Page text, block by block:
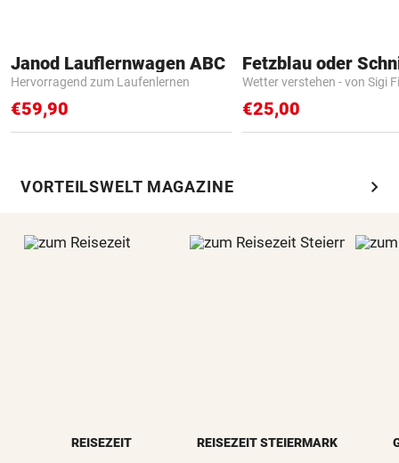
Janod Lauflernwagen ABC
Hervorragend zum Laufenlernen
€59,90
Fetzblau oder
Wetter verstehen - von Sigi
€25,00
VORTEILSWELT MAGAZINE chevron_right
REISEZEIT REISEZEIT STEIERMARK